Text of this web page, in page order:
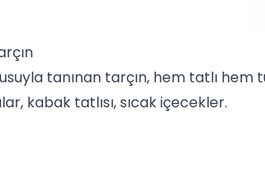
tanınan tarçın, hem tatlı hem
kabak tatlısı, sıcak içecekler.